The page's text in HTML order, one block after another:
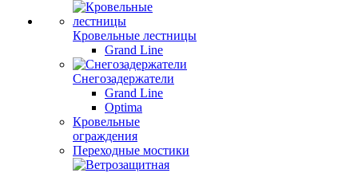
Кровельные лестницы
Grand Line
Снегозадержатели
Grand Line
Optima
Кровельные
ограждения
Переходные мостики